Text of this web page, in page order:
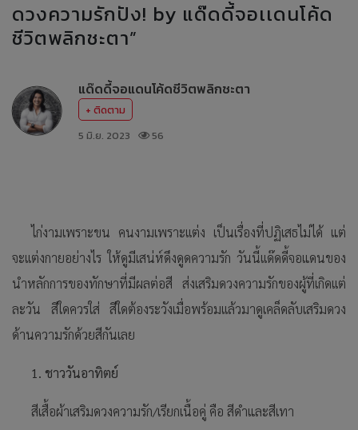
ดวงความรักปัง! by แด๊ดดี้จอเเดนโค้ด
ชีวิตพลิกชะตา”
แด๊ดดี้จอแดนโค้ดชีวิตพลิกชะตา
+ ติดตาม
5 มิ.ย. 2023
56
ไก่งามเพราะขน คนงามเพราะเเต่ง เป็นเรื่องที่ปฏิเสธไม่ได้ แต่
จะเเต่งกายอย่างไร ให้ดูมีเสน่ห์ดึงดูดความรัก วันนี้เเด๊ดดี้จอแดนของ
นำหลักการของทักษาที่มีผลต่อสี ส่งเสริมดวงความรักของผู้ที่เกิดเเต่
ละวัน สีใดควรใส่ สีใดต้องระวังเมื่อพร้อมเเล้วมาดูเคล็ดลับเสริมดวง
ด้านความรักด้วยสีกันเลย
1. ชาววันอาทิตย์
สีเสื้อผ้าเสริมดวงความรัก/เรียกเนื้อคู่ คือ สีดำและสีเทา